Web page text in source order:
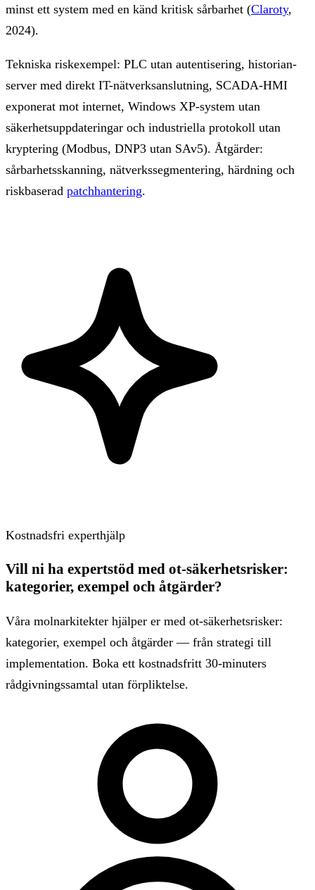
minst ett system med en känd kritisk sårbarhet (Claroty,
2024).
Tekniska riskexempel: PLC utan autentisering, historian-
server med direkt IT-nätverksanslutning, SCADA-HMI
exponerat mot internet, Windows XP-system utan
säkerhetsuppdateringar och industriella protokoll utan
kryptering (Modbus, DNP3 utan SAv5). Åtgärder:
sårbarhetsskanning, nätverkssegmentering, härdning och
riskbaserad patchhantering.
Kostnadsfri experthjälp
Vill ni ha expertstöd med ot-säkerhetsrisker:
kategorier, exempel och åtgärder?
Våra molnarkitekter hjälper er med ot-säkerhetsrisker:
kategorier, exempel och åtgärder — från strategi till
implementation. Boka ett kostnadsfritt 30-minuters
rådgivningssamtal utan förpliktelse.